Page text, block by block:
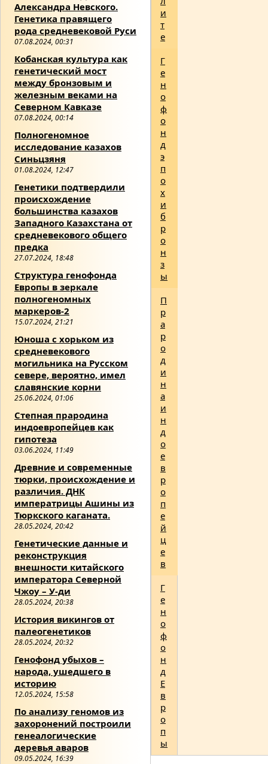
Александра Невского.
Генетика правящего
рода средневековой Руси
07.08.2024, 00:31
Кобанская культура как
генетический мост
между бронзовым и
железным веками на
Северном Кавказе
07.08.2024, 00:14
Полногеномное
исследование казахов
Синьцзяня
01.08.2024, 12:47
Генетики подтвердили
происхождение
большинства казахов
Западного Казахстана от
средневекового общего
предка
27.07.2024, 18:48
Структура генофонда
Европы в зеркале
полногеномных
маркеров-2
15.07.2024, 21:21
Юноша с хорьком из
средневекового
могильника на Русском
севере, вероятно, имел
славянские корни
25.06.2024, 01:06
Степная прародина
индоевропейцев как
гипотеза
03.06.2024, 11:49
Древние и современные
тюрки, происхождение и
различия. ДНК
императрицы Ашины из
Тюркского каганата.
28.05.2024, 20:42
Генетические данные и
реконструкция
внешности китайского
императора Северной
Чжоу – У-ди
28.05.2024, 20:38
История викингов от
палеогенетиков
28.05.2024, 20:32
Генофонд убыхов –
народа, ушедшего в
историю
12.05.2024, 15:58
По анализу геномов из
захоронений построили
генеалогические
деревья аваров
09.05.2024, 16:39
и
т
е
Г
е
н
о
ф
о
н
д
э
п
о
х
и
б
р
о
н
з
ы
П
р
а
р
о
д
и
н
а
и
н
д
о
е
в
р
о
п
е
й
ц
е
в
Г
е
н
о
ф
о
н
д
Е
в
р
о
п
ы